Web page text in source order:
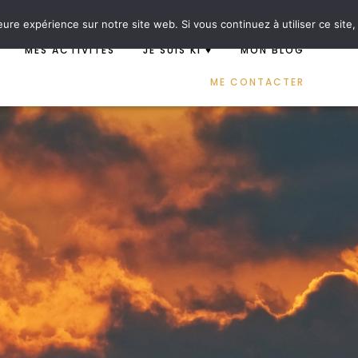
MES ACTIVITÉS JE SUIS KI ♥ MON BLOG
ME CONTACTER
expérience sur notre site web. Si vous continuez à utiliser ce